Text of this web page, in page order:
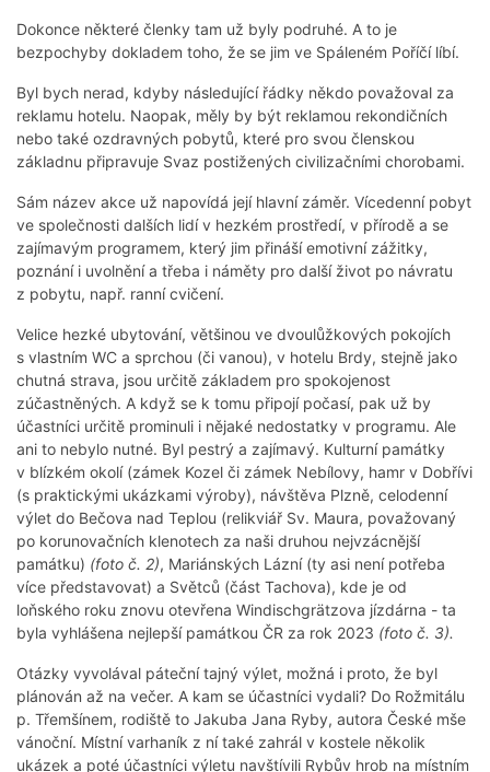
Dokonce některé členky tam už byly podruhé. A to je
bezpochyby dokladem toho, že se jim ve Spáleném Poříčí líbí.
Byl bych nerad, kdyby následující řádky někdo považoval za
reklamu hotelu. Naopak, měly by být reklamou rekondičních
nebo také ozdravných pobytů, které pro svou členskou
základnu připravuje Svaz postižených civilizačními chorobami.
Sám název akce už napovídá její hlavní záměr. Vícedenní pobyt
ve společnosti dalších lidí v hezkém prostředí, v přírodě a se
zajímavým programem, který jim přináší emotivní zážitky,
poznání i uvolnění a třeba i náměty pro další život po návratu
z pobytu, např. ranní cvičení.
Velice hezké ubytování, většinou ve dvoulůžkových pokojích
s vlastním WC a sprchou (či vanou), v hotelu Brdy, stejně jako
chutná strava, jsou určitě základem pro spokojenost
zúčastněných. A když se k tomu připojí počasí, pak už by
účastníci určitě prominuli i nějaké nedostatky v programu. Ale
ani to nebylo nutné. Byl pestrý a zajímavý. Kulturní památky
v blízkém okolí (zámek Kozel či zámek Nebílovy, hamr v Dobřívi
(s praktickými ukázkami výroby), návštěva Plzně, celodenní
výlet do Bečova nad Teplou (relikviář Sv. Maura, považovaný
po korunovačních klenotech za naši druhou nejvzácnější
památku) (foto č. 2), Mariánských Lázní (ty asi není potřeba
více představovat) a Světců (část Tachova), kde je od
loňského roku znovu otevřena Windischgrätzova jízdárna - ta
byla vyhlášena nejlepší památkou ČR za rok 2023 (foto č. 3).
Otázky vyvolával páteční tajný výlet, možná i proto, že byl
plánován až na večer. A kam se účastníci vydali? Do Rožmitálu
p. Třemšínem, rodiště to Jakuba Jana Ryby, autora České mše
vánoční. Místní varhaník z ní také zahrál v kostele několik
ukázek a poté účastníci výletu navštívili Rybův hrob na místním